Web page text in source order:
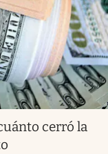
cerró la